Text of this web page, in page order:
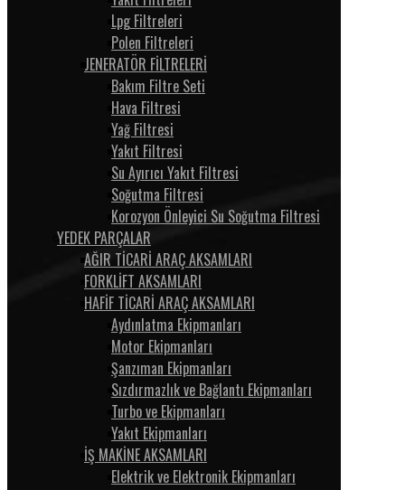
Lpg Filtreleri
Polen Filtreleri
JENERATÖR FİLTRELERİ
Bakım Filtre Seti
Hava Filtresi
Yağ Filtresi
Yakıt Filtresi
Su Ayırıcı Yakıt Filtresi
Soğutma Filtresi
Korozyon Önleyici Su Soğutma Filtresi
YEDEK PARÇALAR
AĞIR TİCARİ ARAÇ AKSAMLARI
FORKLİFT AKSAMLARI
HAFİF TİCARİ ARAÇ AKSAMLARI
Aydınlatma Ekipmanları
Motor Ekipmanları
Şanzıman Ekipmanları
Sızdırmazlık ve Bağlantı Ekipmanları
Turbo ve Ekipmanları
Yakıt Ekipmanları
İŞ MAKİNE AKSAMLARI
Elektrik ve Elektronik Ekipmanları